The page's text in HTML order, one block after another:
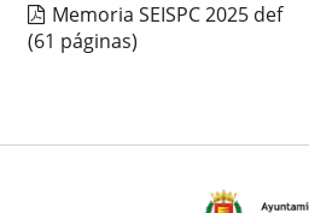
Memoria SEISPC 2025 def
(61 páginas)